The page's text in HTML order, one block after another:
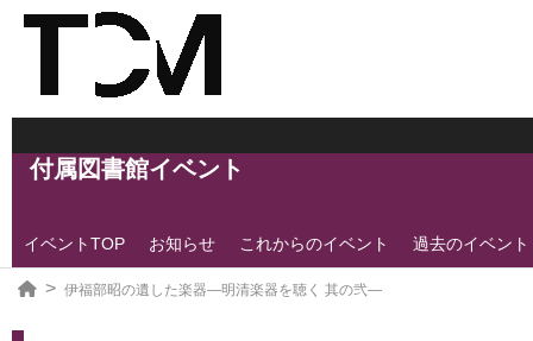
付属図書館イベント
イベントTOP お知らせ これからのイベント 過去のイベント
伊福部昭の遺した楽器―明清楽器を聴く 其の弐―